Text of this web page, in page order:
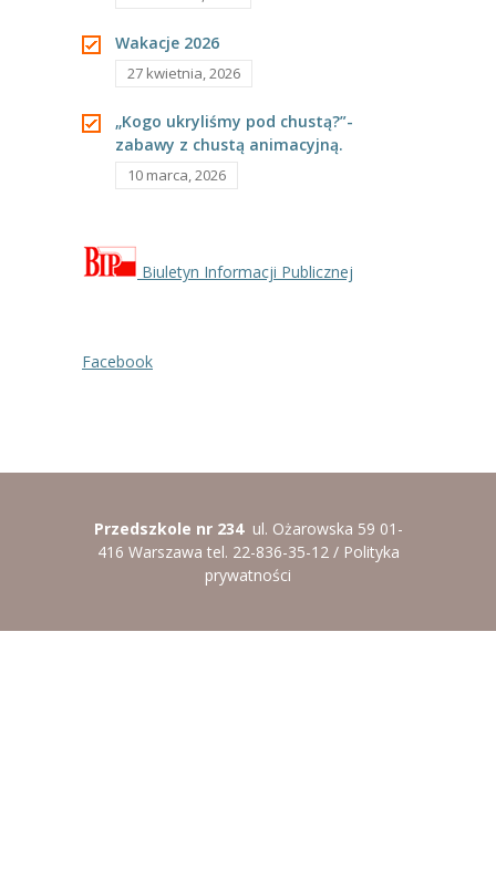
Wakacje 2026
27 kwietnia, 2026
„Kogo ukryliśmy pod chustą?”-
zabawy z chustą animacyjną.
10 marca, 2026
Biuletyn Informacji Publicznej
Facebook
Przedszkole nr 234 ul. Ożarowska 59 01-
416 Warszawa tel. 22-836-35-12 / Polityka
prywatności